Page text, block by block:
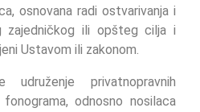
osnovana radi ostvarivanja i
zajedničkog ili opšteg cilja i
Ustavom ili zakonom.
udruženje privatnopravnih
odnosno nosilaca